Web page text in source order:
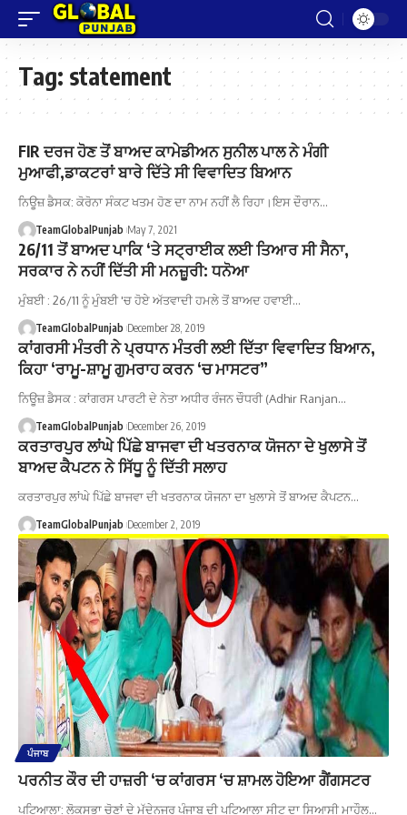
Tag: statement
FIR ਦਰਜ ਹੋਣ ਤੋਂ ਬਾਅਦ ਕਾਮੇਡੀਅਨ ਸੁਨੀਲ ਪਾਲ ਨੇ ਮੰਗੀ
ਮੁਆਫੀ,ਡਾਕਟਰਾਂ ਬਾਰੇ ਦਿੱਤੇ ਸੀ ਵਿਵਾਦਿਤ ਬਿਆਨ
ਨਿਊਜ਼ ਡੈਸਕ: ਕੋਰੋਨਾ ਸੰਕਟ ਖਤਮ ਹੋਣ ਦਾ ਨਾਮ ਨਹੀਂ ਲੈ ਰਿਹਾ।ਇਸ ਦੌਰਾਨ…
TeamGlobalPunjab May 7, 2021
26/11 ਤੋਂ ਬਾਅਦ ਪਾਕਿ ‘ਤੇ ਸਟ੍ਰਾਈਕ ਲਈ ਤਿਆਰ ਸੀ ਸੈਨਾ,
ਸਰਕਾਰ ਨੇ ਨਹੀਂ ਦਿੱਤੀ ਸੀ ਮਨਜ਼ੂਰੀ: ਧਨੋਆ
ਮੁੰਬਈ : 26/11 ਨੂੰ ਮੁੰਬਈ 'ਚ ਹੋਏ ਅੱਤਵਾਦੀ ਹਮਲੇ ਤੋਂ ਬਾਅਦ ਹਵਾਈ…
TeamGlobalPunjab December 28, 2019
ਕਾਂਗਰਸੀ ਮੰਤਰੀ ਨੇ ਪ੍ਰਧਾਨ ਮੰਤਰੀ ਲਈ ਦਿੱਤਾ ਵਿਵਾਦਿਤ ਬਿਆਨ,
ਕਿਹਾ ‘ਰਾਮੂ-ਸ਼ਾਮੂ ਗੁਮਰਾਹ ਕਰਨ ‘ਚ ਮਾਸਟਰ”
ਨਿਊਜ਼ ਡੈਸਕ : ਕਾਂਗਰਸ ਪਾਰਟੀ ਦੇ ਨੇਤਾ ਅਧੀਰ ਰੰਜਨ ਚੌਧਰੀ (Adhir Ranjan…
TeamGlobalPunjab December 26, 2019
ਕਰਤਾਰਪੁਰ ਲਾਂਘੇ ਪਿੱਛੇ ਬਾਜਵਾ ਦੀ ਖਤਰਨਾਕ ਯੋਜਨਾ ਦੇ ਖੁਲਾਸੇ ਤੋਂ
ਬਾਅਦ ਕੈਪਟਨ ਨੇ ਸਿੱਧੂ ਨੂੰ ਦਿੱਤੀ ਸਲਾਹ
ਕਰਤਾਰਪੁਰ ਲਾਂਘੇ ਪਿੱਛੇ ਬਾਜਵਾ ਦੀ ਖਤਰਨਾਕ ਯੋਜਨਾ ਦਾ ਖੁਲਾਸੇ ਤੋਂ ਬਾਅਦ ਕੈਪਟਨ…
TeamGlobalPunjab December 2, 2019
ਪੰਜਾਬ
ਪਰਨੀਤ ਕੌਰ ਦੀ ਹਾਜ਼ਰੀ ‘ਚ ਕਾਂਗਰਸ ‘ਚ ਸ਼ਾਮਲ ਹੋਇਆ ਗੈਂਗਸਟਰ
ਪਟਿਆਲਾ: ਲੋਕਸਭਾ ਚੋਣਾਂ ਦੇ ਮੱਦੇਨਜਰ ਪੰਜਾਬ ਦੀ ਪਟਿਆਲਾ ਸੀਟ ਦਾ ਸਿਆਸੀ ਮਾਹੌਲ…